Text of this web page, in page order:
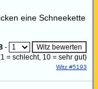
eine Schneekette
-
1 = schlecht, 10 = sehr gut)
Witz #5193